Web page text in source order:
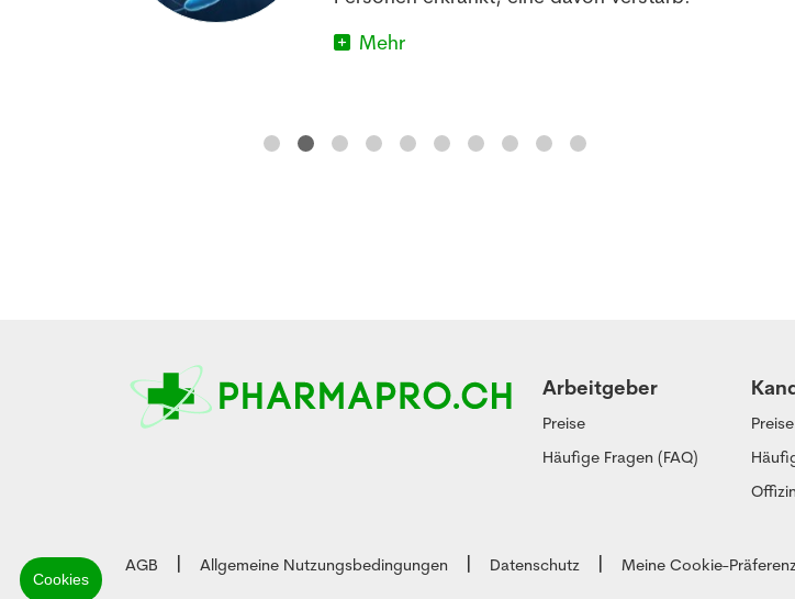
Mehr
Arbeitgeber
Preise
Häufige Fragen (FAQ)
Preise
Offizin
AGB Allgemeine Nutzungsbedingungen Datenschutz Meine Cookie-